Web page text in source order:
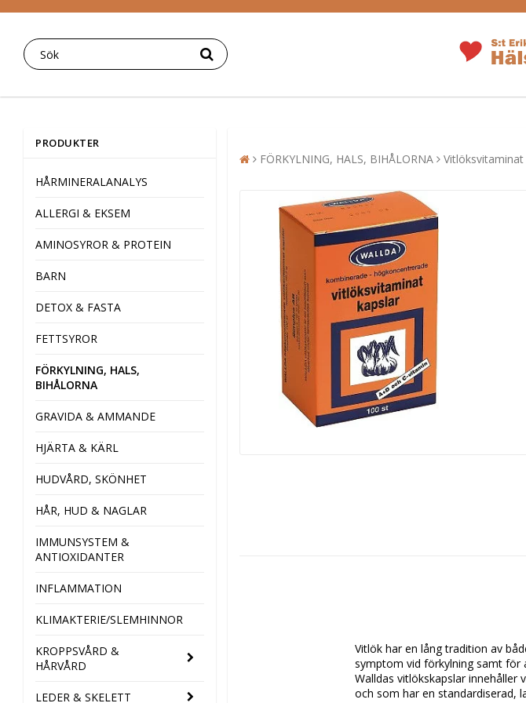
PRODUKTER
HÅRMINERALANALYS
ALLERGI & EKSEM
AMINOSYROR & PROTEIN
BARN
DETOX & FASTA
FETTSYROR
FÖRKYLNING, HALS,
BIHÅLORNA
GRAVIDA & AMMANDE
HJÄRTA & KÄRL
HUDVÅRD, SKÖNHET
HÅR, HUD & NAGLAR
IMMUNSYSTEM &
ANTIOXIDANTER
INFLAMMATION
KLIMAKTERIE/SLEMHINNOR
KROPPSVÅRD &
HÅRVÅRD
LEDER & SKELETT
FÖRKYLNING, HALS, BIHÅLORNA
Vitlök har en lång tradition av
symptom vid förkylning samt
Walldas vitlökskapslar
och som har en standardiserad,